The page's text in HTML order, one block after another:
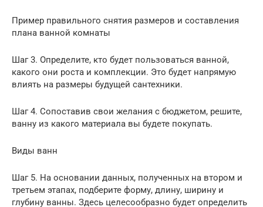
Пример правильного снятия размеров и составления
плана ванной комнаты
Шаг 3. Определите, кто будет пользоваться ванной,
какого они роста и комплекции. Это будет напрямую
влиять на размеры будущей сантехники.
Шаг 4. Сопоставив свои желания с бюджетом, решите,
ванну из какого материала вы будете покупать.
Виды ванн
Шаг 5. На основании данных, полученных на втором и
третьем этапах, подберите форму, длину, ширину и
глубину ванны. Здесь целесообразно будет определить